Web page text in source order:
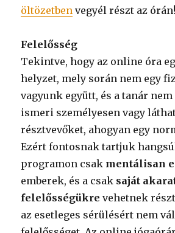
öltözetben vegyél részt az órán!
Felelősség
Tekintve, hogy az online óra
helyzet, mely során nem egy
vagyunk együtt, és a tanár
ismeri személyesen vagy
résztvevőket, ahogyan egy
Ezért fontosnak tartjuk
programon csak mentálisan
emberek, és a csak saját
felelősségükre vehetnek
az esetleges sérülésért nem